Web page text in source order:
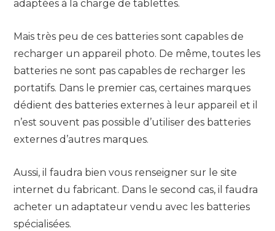
adaptées à la charge de tablettes.
Mais très peu de ces batteries sont capables de
recharger un appareil photo. De même, toutes les
batteries ne sont pas capables de recharger les
portatifs. Dans le premier cas, certaines marques
dédient des batteries externes à leur appareil et il
n’est souvent pas possible d’utiliser des batteries
externes d’autres marques.
Aussi, il faudra bien vous renseigner sur le site
internet du fabricant. Dans le second cas, il faudra
acheter un adaptateur vendu avec les batteries
spécialisées.